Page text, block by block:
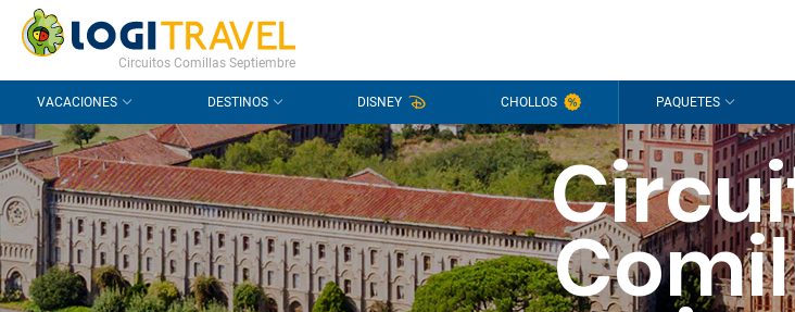
CONTACTO PREGUNTAS FRECUENTES
Circuitos Comillas Septiembre
VACACIONES DESTINOS DISNEY CHOLLOS PAQUETES